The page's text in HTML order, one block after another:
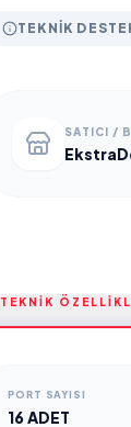
TEKNIK
SATICI /
TEKNİK
PORT SAYISI
16 ADET